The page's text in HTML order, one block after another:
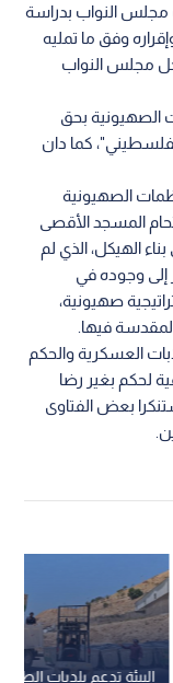
مجلس النواب بدراسة
وفق ما تمليه
حل مجلس النواب
الصهيونية بحق
كما دان
الصهيونية
المسجد الأقصى
الهيكل، الذي لم
إلى وجوده في
صهيونية،
فيها.
العسكرية والحكم
لحكم بغير رضا
بعض الفتاوى